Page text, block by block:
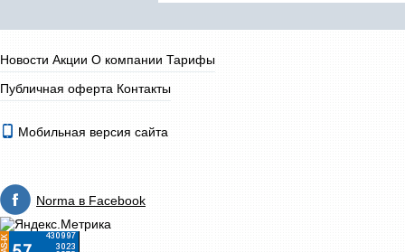
Новости Акции О компании Тарифы
Публичная оферта Контакты
Мобильная версия сайта
Norma в Facebook